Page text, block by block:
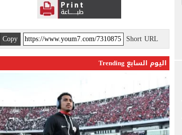
Short URL
Copy
اليوم السابع Trending